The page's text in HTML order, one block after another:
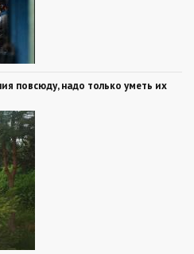
повсюду, надо только уметь их